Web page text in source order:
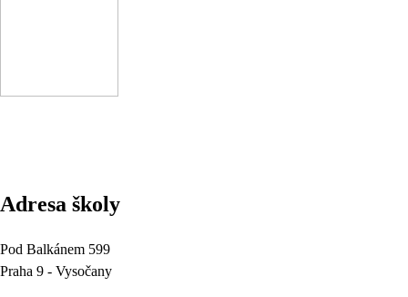
Adresa školy
Pod Balkánem 599
Praha 9 - Vysočany